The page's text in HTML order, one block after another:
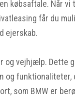
købsaftale. Når vi
får du
ejerskab.
og vejhjælp. Dette
og funktionaliteter,
som BMW er